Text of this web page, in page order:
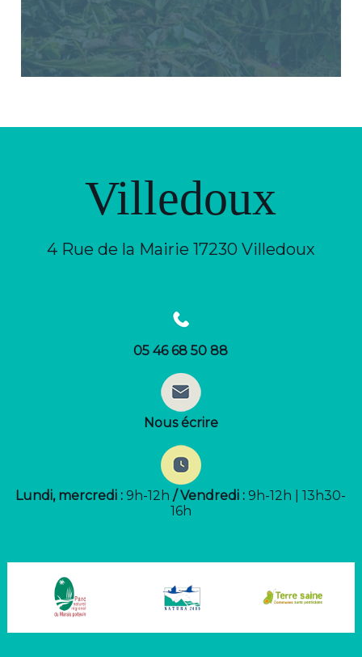
Villedoux
4 Rue de la Mairie 17230 Villedoux
05 46 68 50 88
Nous écrire
Lundi, mercredi : 9h-12h / Vendredi :9h-12h | 13h30-
16h